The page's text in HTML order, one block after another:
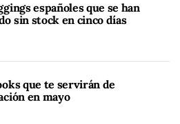
españoles que se han
sin stock en cinco días
que te servirán de
en mayo